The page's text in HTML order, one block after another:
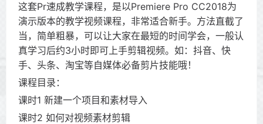
这套Pr速成教学课程，是以Premiere Pro CC2018为
演示版本的教学视频课程，非常适合新手。方法直截了
当，简单粗暴，可以让大家在最短的时间学会，一般认
真学习后约3小时即可上手剪辑视频。如：抖音、快
手、头条、淘宝等自媒体必备剪片技能哦！
课程目录：
课时1 新建一个项目和素材导入
课时2 如何对视频素材剪辑